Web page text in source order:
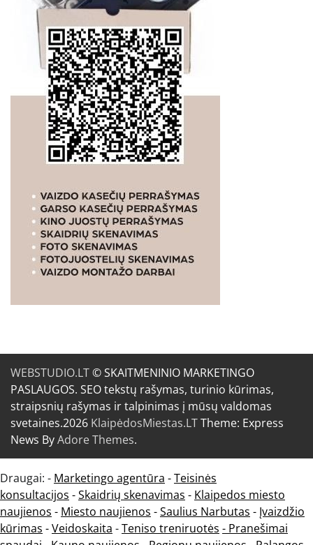
WEBSTUDIO.LT© SKAITMENINIO MARKETINGO
PASLAUGOS. SEO tekstų rašymas, turinio kūrimas,
straipsnių rašymas ir talpinimas į mūsų valdomas
svetaines.2026 KlaipėdosMiestas.LTTheme: Express
News ByAdore Themes.
Draugai: - Marketingo agentūra -Teisinės
konsultacijos -Skaidrių skenavimas - Klaipedos miesto
naujienos - Miesto naujienos -Saulius Narbutas - Įvaizdžio
kūrimas -Veidoskaita -Teniso treniruotės - Pranešimai